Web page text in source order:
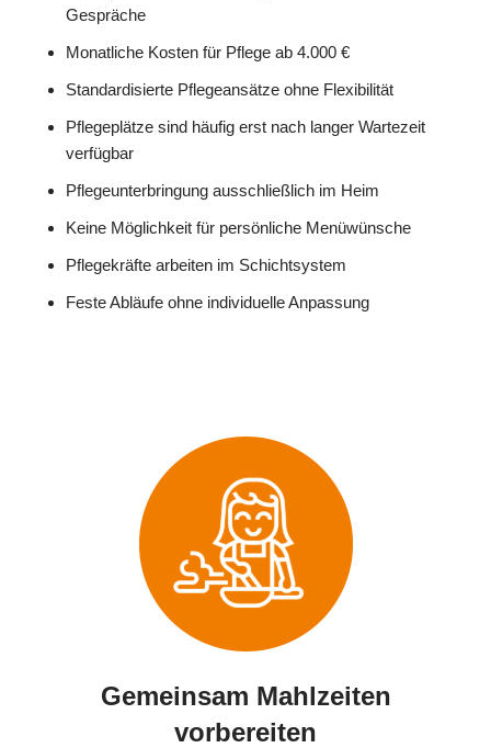
Gespräche
Monatliche Kosten für Pflege ab 4.000 €
Standardisierte Pflegeansätze ohne Flexibilität
Pflegeplätze sind häufig erst nach langer Wartezeit
verfügbar
Pflegeunterbringung ausschließlich im Heim
Keine Möglichkeit für persönliche Menüwünsche
Pflegekräfte arbeiten im Schichtsystem
Feste Abläufe ohne individuelle Anpassung
Gemeinsam Mahlzeiten
vorbereiten